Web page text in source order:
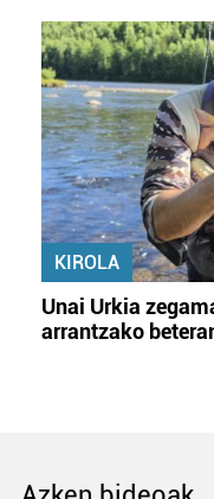
KIROLA
Unai Urkia
arrantzako